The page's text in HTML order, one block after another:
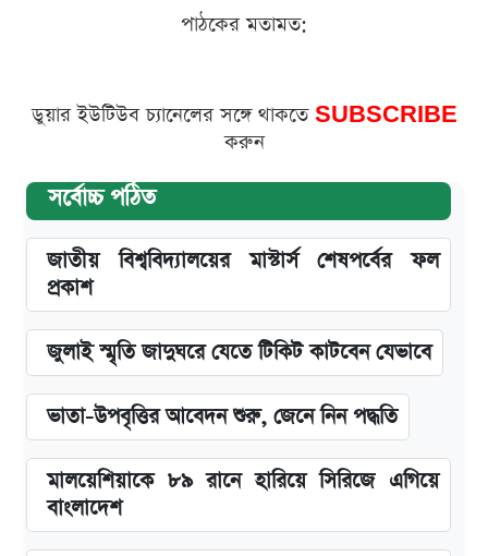
পাঠকের মতামত:
ডুয়ার ইউটিউব চ্যানেলের সঙ্গে থাকতে SUBSCRIBE
করুন
সর্বোচ্চ পঠিত
জাতীয় বিশ্ববিদ্যালয়ের মাস্টার্স শেষপর্বের ফল
প্রকাশ
জুলাই স্মৃতি জাদুঘরে যেতে টিকিট কাটবেন যেভাবে
ভাতা-উপবৃত্তির আবেদন শুরু, জেনে নিন পদ্ধতি
মালয়েশিয়াকে ৮৯ রানে হারিয়ে সিরিজে এগিয়ে
বাংলাদেশ